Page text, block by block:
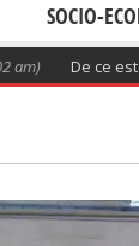
SOCIO-
De ce este